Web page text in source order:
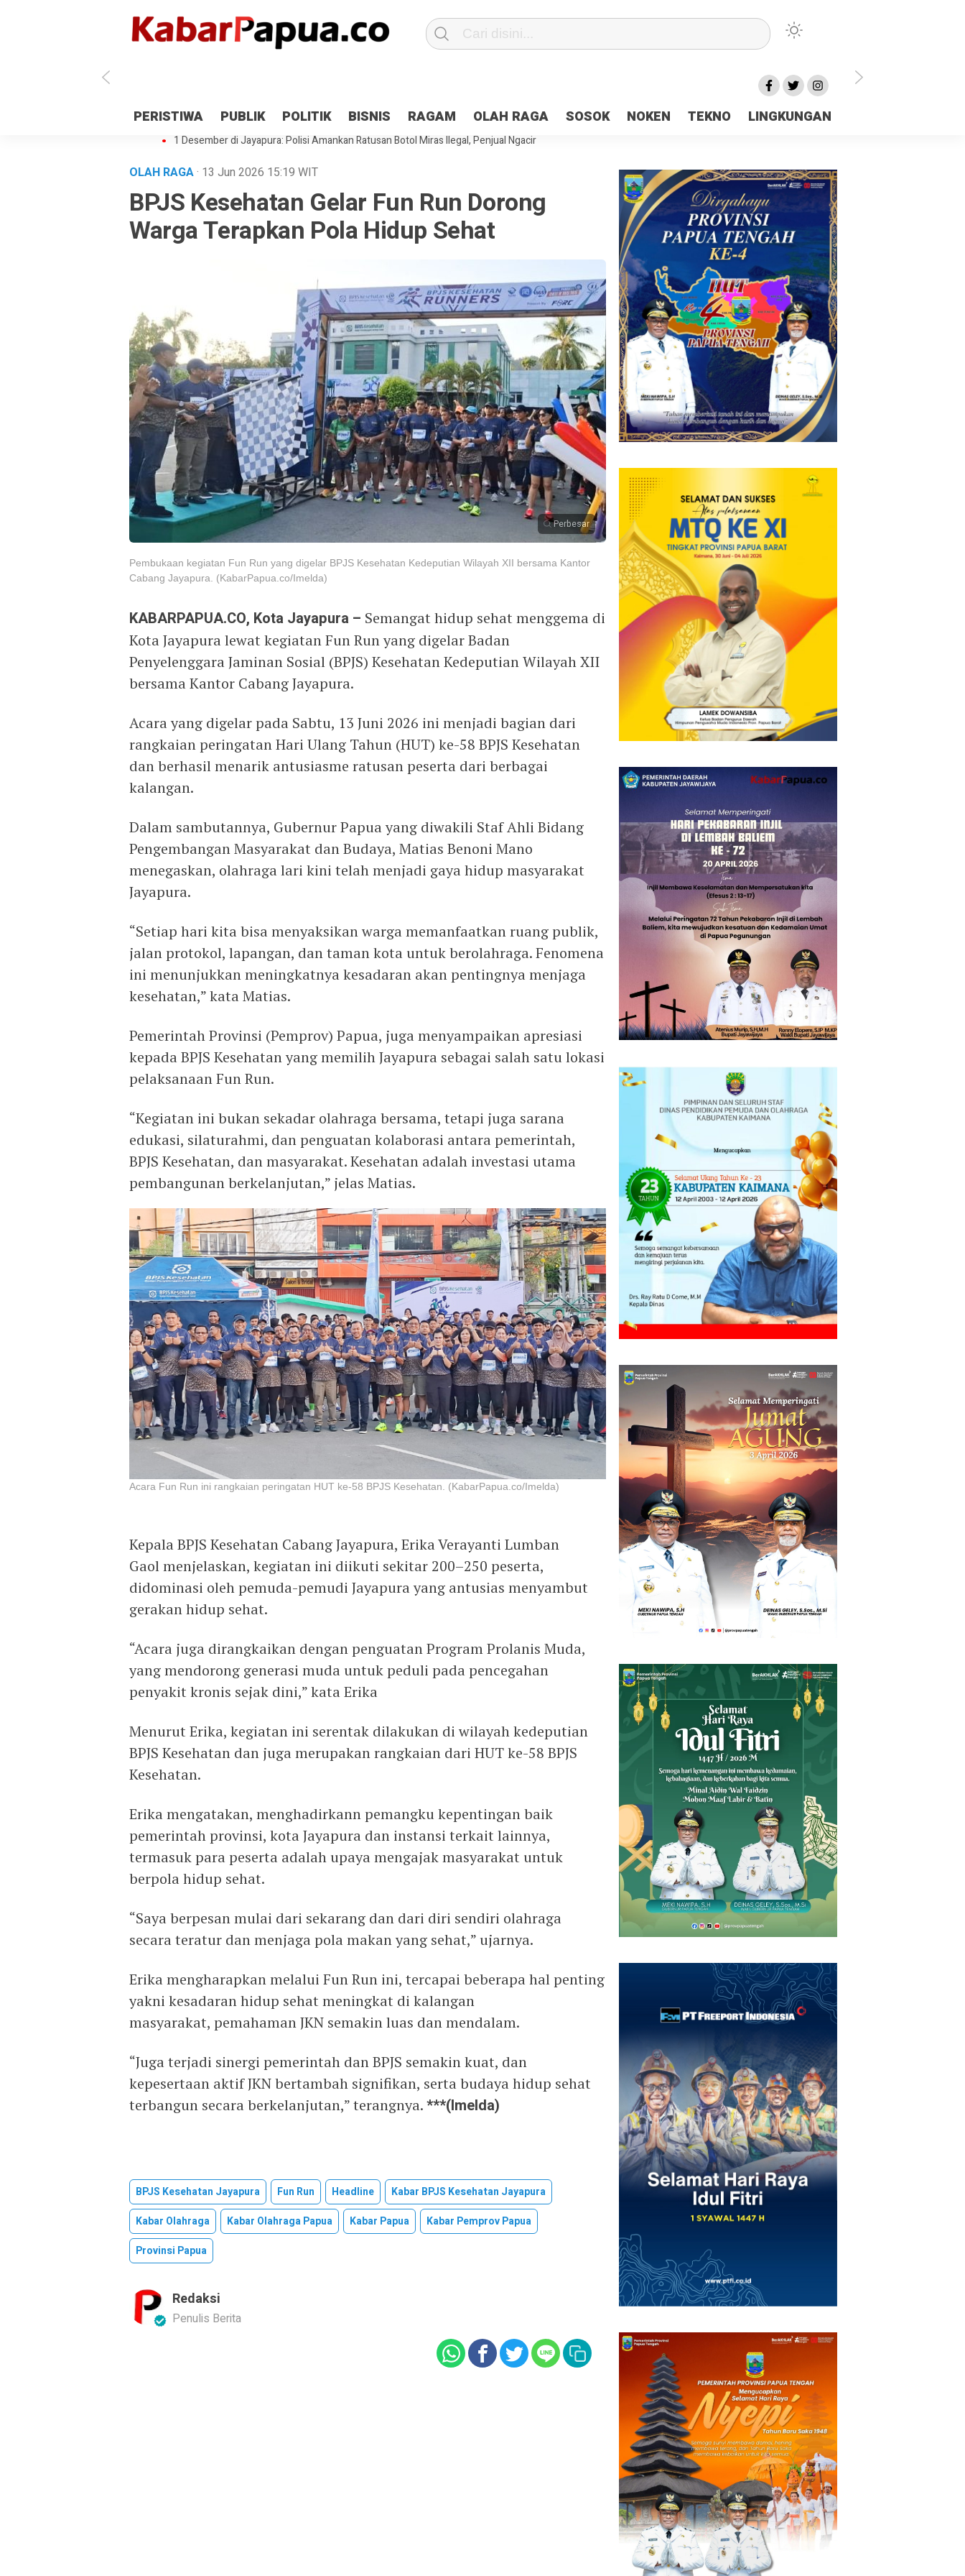
PERISTIWA PUBLIK POLITIK BISNIS RAGAM OLAH RAGA SOSOK NOKEN TEKNO LINGKUNGAN
Antisipasi 1 Desember, TNI Polri Patroli 2×24 jam di Kota Jayapura
Pesan Sejuk Polri di Deklarasi Pemilu Ceria Tanah Papua
Gedung Perpustakaan SMPN 5 Sentani Terbakar
Hibah Pilkada Jayapura Cair 10 Persen, Deposit Kas Daerah Rp23 Miliar Disorot
1 Desember di Jayapura: Polisi Amankan Ratusan Botol Miras Ilegal, Penjual Ngacir
OLAH RAGA· 13 Jun 2026 15:19 WIT
BPJS Kesehatan Gelar Fun Run Dorong
Warga Terapkan Pola Hidup Sehat
Perbesar
Pembukaan kegiatan Fun Run yang digelar BPJS Kesehatan Kedeputian Wilayah XII bersama Kantor
Cabang Jayapura. (KabarPapua.co/Imelda)
KABARPAPUA.CO, Kota Jayapura – Semangat hidup sehat menggema di
Kota Jayapura lewat kegiatan Fun Run yang digelar Badan
Penyelenggara Jaminan Sosial (BPJS) Kesehatan Kedeputian Wilayah XII
bersama Kantor Cabang Jayapura.
Acara yang digelar pada Sabtu, 13 Juni 2026 ini menjadi bagian dari
rangkaian peringatan Hari Ulang Tahun (HUT) ke-58 BPJS Kesehatan
dan berhasil menarik antusiasme ratusan peserta dari berbagai
kalangan.
Dalam sambutannya, Gubernur Papua yang diwakili Staf Ahli Bidang
Pengembangan Masyarakat dan Budaya, Matias Benoni Mano
menegaskan, olahraga lari kini telah menjadi gaya hidup masyarakat
Jayapura.
“Setiap hari kita bisa menyaksikan warga memanfaatkan ruang publik,
jalan protokol, lapangan, dan taman kota untuk berolahraga. Fenomena
ini menunjukkan meningkatnya kesadaran akan pentingnya menjaga
kesehatan,” kata Matias.
Pemerintah Provinsi (Pemprov) Papua, juga menyampaikan apresiasi
kepada BPJS Kesehatan yang memilih Jayapura sebagai salah satu lokasi
pelaksanaan Fun Run.
“Kegiatan ini bukan sekadar olahraga bersama, tetapi juga sarana
edukasi, silaturahmi, dan penguatan kolaborasi antara pemerintah,
BPJS Kesehatan, dan masyarakat. Kesehatan adalah investasi utama
pembangunan berkelanjutan,” jelas Matias.
Acara Fun Run ini rangkaian peringatan HUT ke-58 BPJS Kesehatan. (KabarPapua.co/Imelda)
Kepala BPJS Kesehatan Cabang Jayapura, Erika Verayanti Lumban
Gaol menjelaskan, kegiatan ini diikuti sekitar 200–250 peserta,
didominasi oleh pemuda-pemudi Jayapura yang antusias menyambut
gerakan hidup sehat.
“Acara juga dirangkaikan dengan penguatan Program Prolanis Muda,
yang mendorong generasi muda untuk peduli pada pencegahan
penyakit kronis sejak dini,” kata Erika
Menurut Erika, kegiatan ini serentak dilakukan di wilayah kedeputian
BPJS Kesehatan dan juga merupakan rangkaian dari HUT ke-58 BPJS
Kesehatan.
Erika mengatakan, menghadirkann pemangku kepentingan baik
pemerintah provinsi, kota Jayapura dan instansi terkait lainnya,
termasuk para peserta adalah upaya mengajak masyarakat untuk
berpola hidup sehat.
“Saya berpesan mulai dari sekarang dan dari diri sendiri olahraga
secara teratur dan menjaga pola makan yang sehat,” ujarnya.
Erika mengharapkan melalui Fun Run ini, tercapai beberapa hal penting
yakni kesadaran hidup sehat meningkat di kalangan
masyarakat, pemahaman JKN semakin luas dan mendalam.
“Juga terjadi sinergi pemerintah dan BPJS semakin kuat, dan
kepesertaan aktif JKN bertambah signifikan, serta budaya hidup sehat
terbangun secara berkelanjutan,” terangnya.***(Imelda)
BPJS Kesehatan Jayapura Fun Run Headline
Kabar BPJS Kesehatan Jayapura
Kabar Olahraga
Kabar Olahraga Papua Kabar Papua
Kabar Pemprov Papua
Provinsi Papua
Redaksi
Penulis Berita